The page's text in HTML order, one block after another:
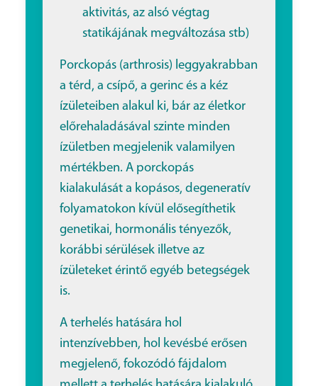
aktivitás, az alsó végtag
statikájának megváltozása stb)
Porckopás (arthrosis) leggyakrabban
a térd, a csípő, a gerinc és a kéz
ízületeiben alakul ki, bár az életkor
előrehaladásával szinte minden
ízületben megjelenik valamilyen
mértékben. A porckopás
kialakulását a kopásos, degeneratív
folyamatokon kívül elősegíthetik
genetikai, hormonális tényezők,
korábbi sérülések illetve az
ízületeket érintő egyéb betegségek
is.
A terhelés hatására hol
intenzívebben, hol kevésbé erősen
megjelenő, fokozódó fájdalom